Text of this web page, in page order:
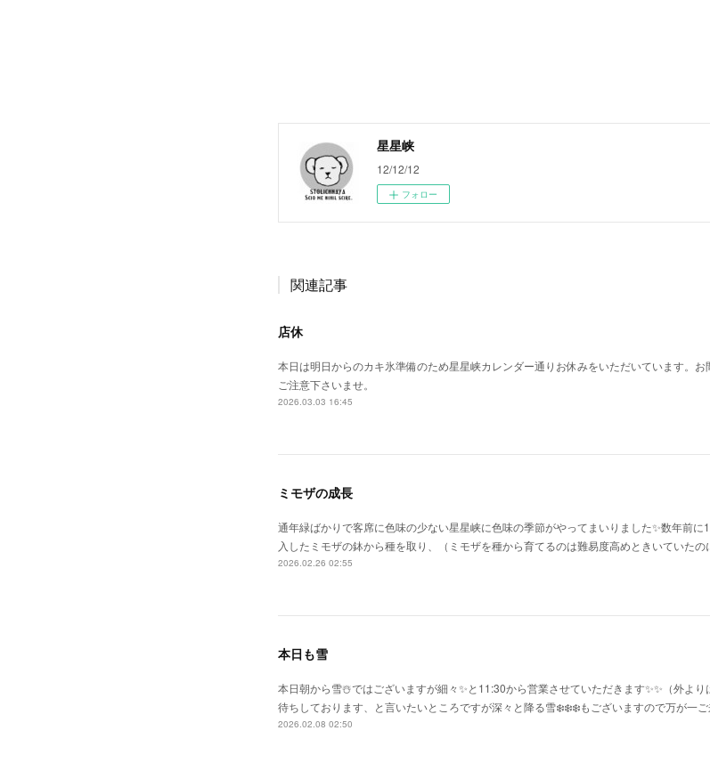
星星峡
12/12/12
フォロー
関連記事
店休
本日は明日からのカキ氷準備のため星星峡カレンダー通りお休みをいただいています。お
ご注意下さいませ。
2026.03.03 16:45
ミモザの成長
通年緑ばかりで客席に色味の少ない星星峡に色味の季節がやってまいりました✨数年前に
入したミモザの鉢から種を取り、（ミモザを種から育てるのは難易度高めときいていた
2026.02.26 02:55
本日も雪
本日朝から雪☃️ではございますが細々✨と11:30から営業させていただきます✨✨（外より
待ちしております、と言いたいところですが深々と降る雪❄️❄️❄️もございますので万が一
2026.02.08 02:50